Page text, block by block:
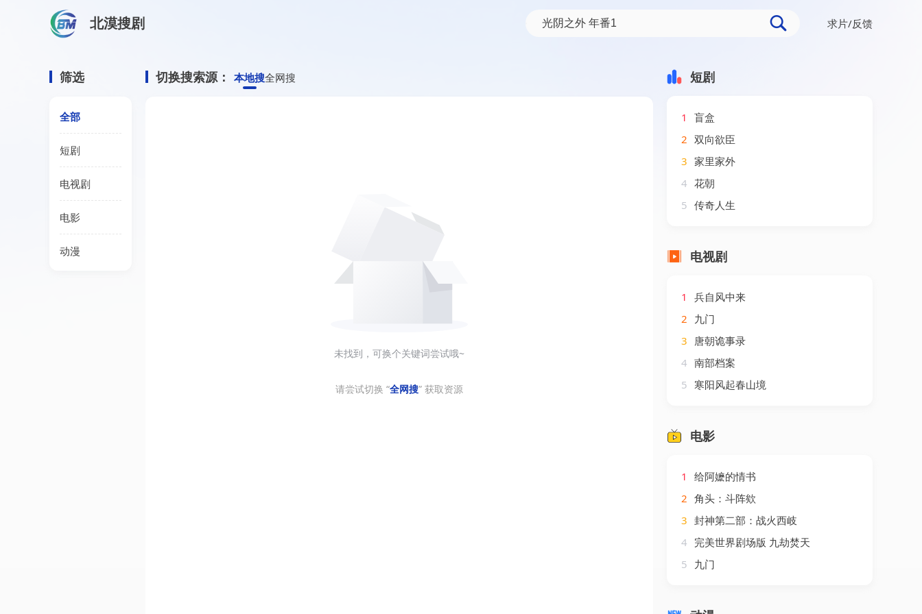
北漠搜剧 求片/反馈
筛选
全部
短剧
电视剧
电影
动漫
切换搜索源： 本地搜全网搜
未找到，可换个关键词尝试哦~
请尝试切换 “全网搜” 获取资源
短剧
1
盲盒
2 双向欲臣
3 家里家外
4 花朝
5 传奇人生
电视剧
1
兵自风中来
2 九门
3 唐朝诡事录
4 南部档案
5 寒阳风起春山境
电影
1
给阿嬷的情书
2 角头：斗阵欸
3 封神第二部：战火西岐
4 完美世界剧场版 九劫焚天
5 九门